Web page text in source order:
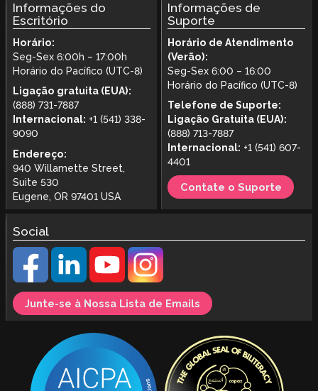
Informações do
Escritório
Horário:
Seg-Sex 6:00h – 17:00h
Horário do Pacífico (UTC-8)
Ligação gratuita (EUA):
(888) 731-7887
Internacional: +1 (541) 338-
9090
Endereço:
940 Willamette Street,
Suite 530
Eugene, OR 97401 USA
Informações de
Suporte
Horário de Atendimento
(Verão):
Seg-Sex 6:00 – 16:00
Horário do Pacífico (UTC-8)
Telefone de Suporte:
Ligação Gratuita (EUA):
(888) 713-7887
Internacional: +1 (541) 607-
4401
Contate o Suporte
Social
Junte-se à Nossa Lista de Emails